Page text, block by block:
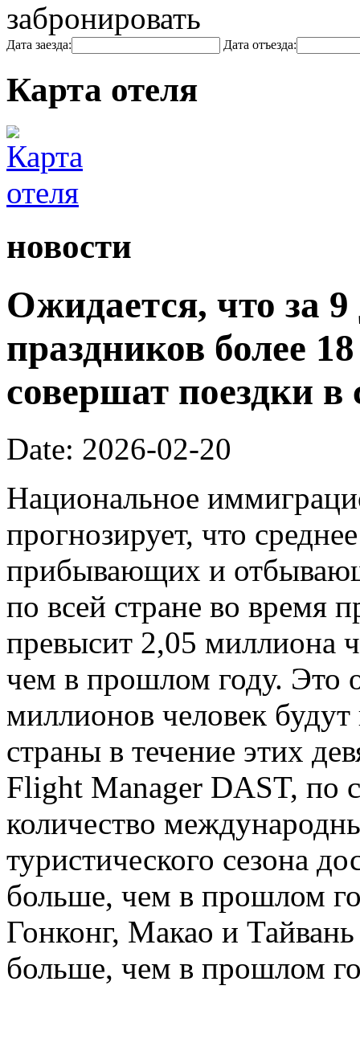
забронировать
Дата заезда: Дата отъезда:
Карта отеля
новости
Ожидается, что за 9
праздников более
совершат поездки
Date: 2026-02-20
Национальное
прогнозирует, что
прибывающих и
по всей стране во время
превысит 2,05 миллиона
чем в прошлом году. Это
миллионов человек будут
страны в течение этих
Flight Manager DAST, по
количество
туристического сезона
больше, чем в прошлом
Гонконг, Макао и
больше, чем в прошлом